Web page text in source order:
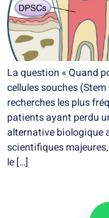
La question « Quand
cellules souches
recherches les plus
patients ayant perdu
alternative biologique
scientifiques
le […]